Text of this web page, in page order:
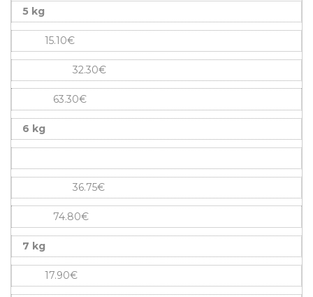
5 kg
15.10€
32.30€
63.30€
6 kg
36.75€
74.80€
7 kg
17.90€